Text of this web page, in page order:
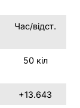
Час/відст.
50 кіл
+13.643